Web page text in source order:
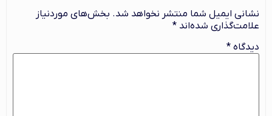
نشانی ایمیل شما منتشر نخواهد شد. بخش‌های موردنیاز
علامت‌گذاری شده‌اند *
دیدگاه *